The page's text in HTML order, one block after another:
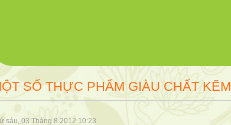
SỐ THỰC PHẨM GIÀU CHẤT KẼM
sáu, 03 Tháng 8 2012 10:23